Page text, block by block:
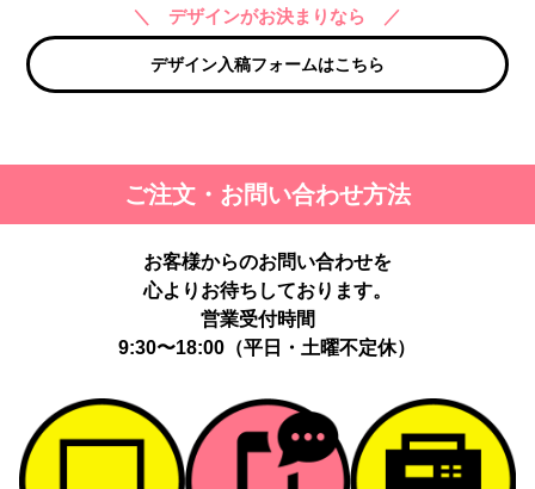
＼ デザインがお決まりなら ／
デザイン入稿フォームはこちら
ご注文・お問い合わせ方法
お客様からのお問い合わせを
心よりお待ちしております。
営業受付時間
9:30〜18:00（平日・土曜不定休）